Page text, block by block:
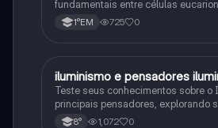
fundamentais entre células
procariontes.
1°EM 725 0
História
iluminismo e pensadores
Teste seus conhecimentos sobre o
principais pensadores, explorando
impacto histórico.
8° 1,072 0